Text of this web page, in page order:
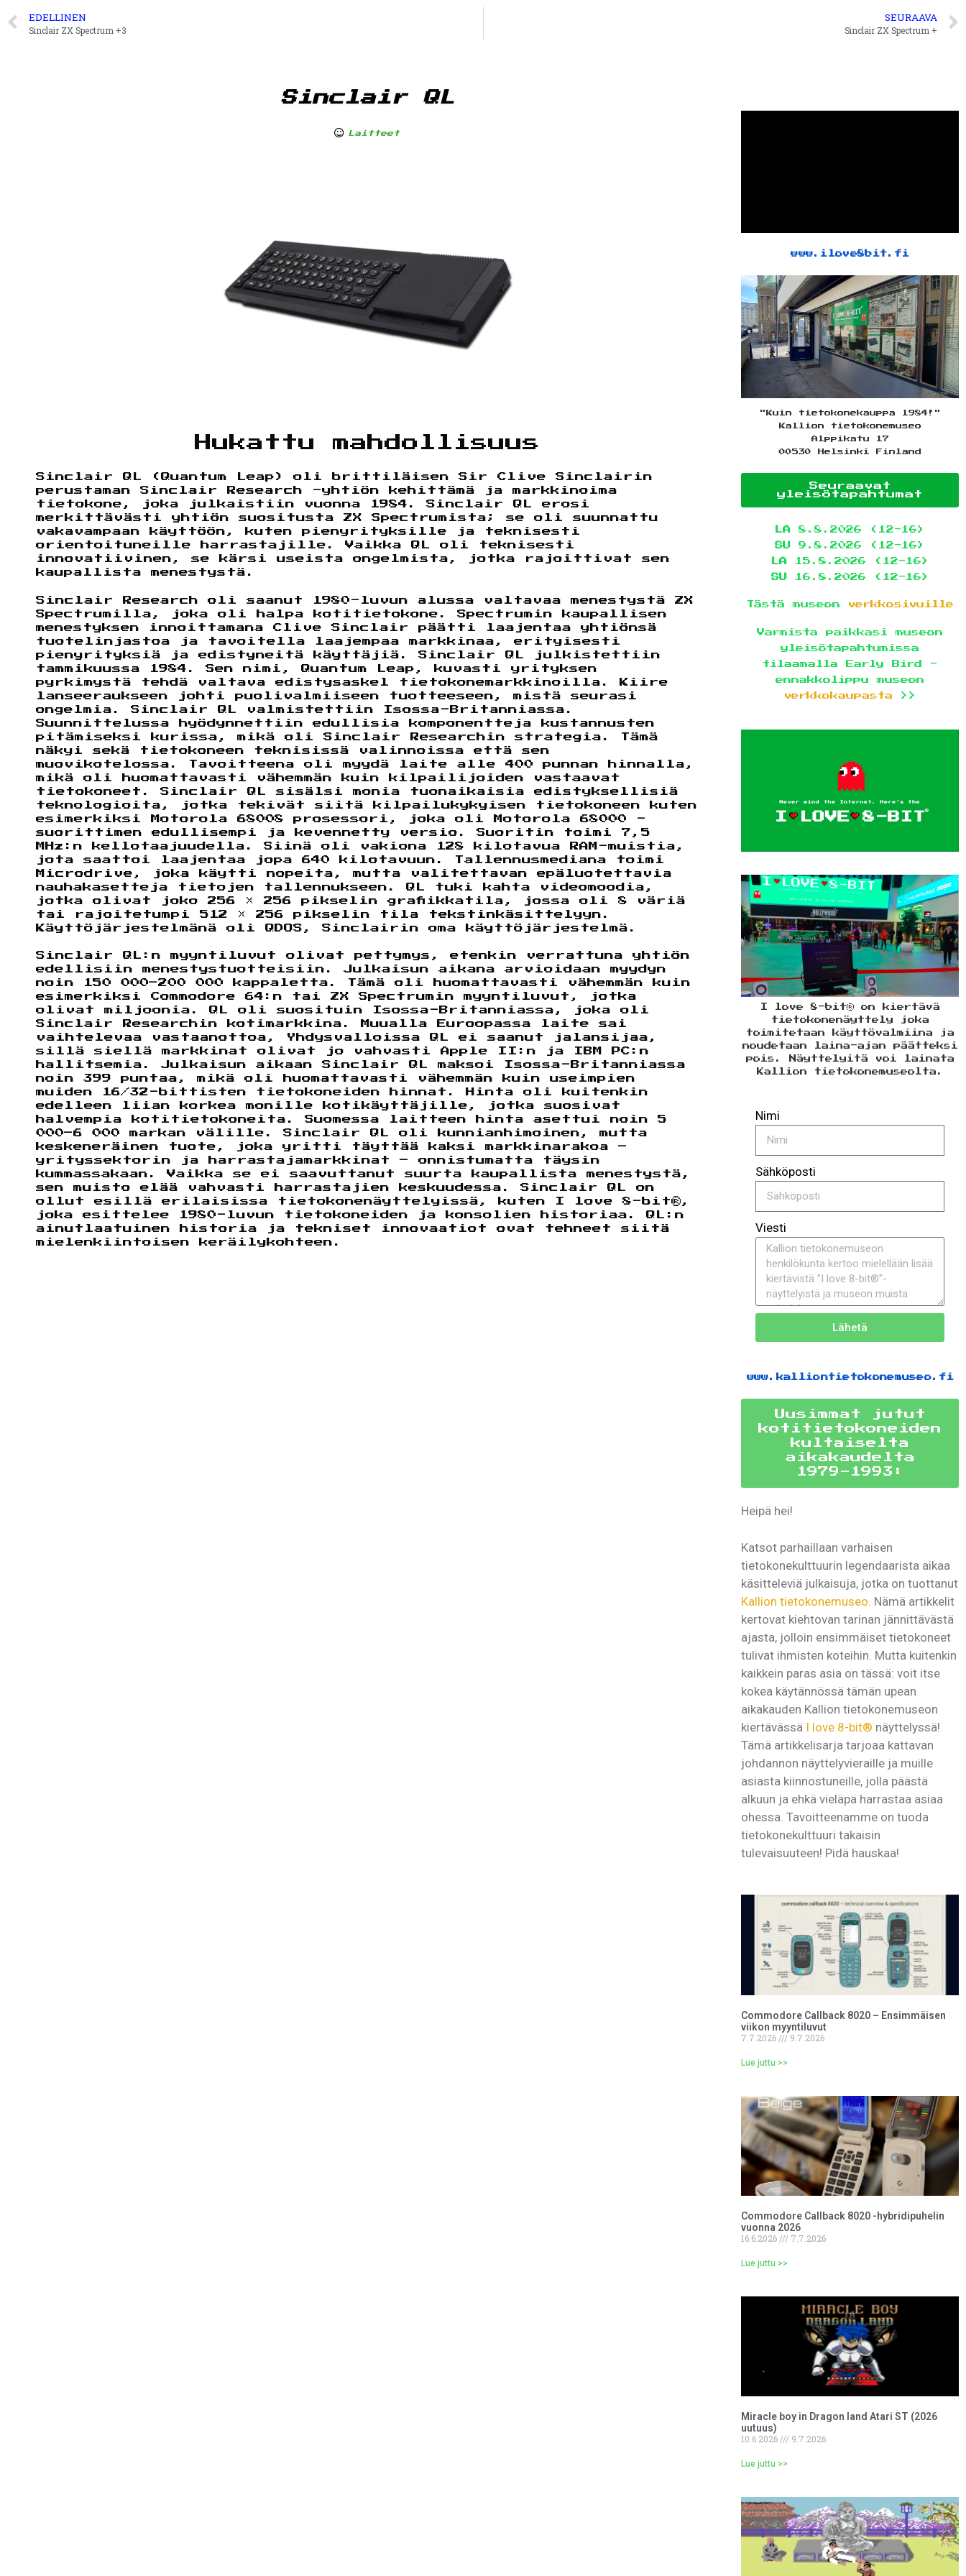
EDELLINEN
Sinclair ZX Spectrum +3
SEURAAVA
Sinclair ZX Spectrum +
Sinclair QL
Laitteet
Hukattu mahdollisuus
Sinclair QL (Quantum Leap) oli brittiläisen Sir Clive Sinclairin
perustaman Sinclair Research -yhtiön kehittämä ja markkinoima
tietokone, joka julkaistiin vuonna 1984. Sinclair QL erosi
merkittävästi yhtiön suositusta ZX Spectrumista; se oli suunnattu
vakavampaan käyttöön, kuten pienyrityksille ja teknisesti
orientoituneille harrastajille. Vaikka QL oli teknisesti
innovatiivinen, se kärsi useista ongelmista, jotka rajoittivat sen
kaupallista menestystä.
Sinclair Research oli saanut 1980-luvun alussa valtavaa menestystä ZX
Spectrumilla, joka oli halpa kotitietokone. Spectrumin kaupallisen
menestyksen innoittamana Clive Sinclair päätti laajentaa yhtiönsä
tuotelinjastoa ja tavoitella laajempaa markkinaa, erityisesti
pienyrityksiä ja edistyneitä käyttäjiä. Sinclair QL julkistettiin
tammikuussa 1984. Sen nimi, Quantum Leap, kuvasti yrityksen
pyrkimystä tehdä valtava edistysaskel tietokonemarkkinoilla. Kiire
lanseeraukseen johti puolivalmiiseen tuotteeseen, mistä seurasi
ongelmia. Sinclair QL valmistettiin Isossa-Britanniassa.
Suunnittelussa hyödynnettiin edullisia komponentteja kustannusten
pitämiseksi kurissa, mikä oli Sinclair Researchin strategia. Tämä
näkyi sekä tietokoneen teknisissä valinnoissa että sen
muovikotelossa. Tavoitteena oli myydä laite alle 400 punnan hinnalla,
mikä oli huomattavasti vähemmän kuin kilpailijoiden vastaavat
tietokoneet. Sinclair QL sisälsi monia tuonaikaisia edistyksellisiä
teknologioita, jotka tekivät siitä kilpailukykyisen tietokoneen kuten
esimerkiksi Motorola 68008 prosessori, joka oli Motorola 68000 -
suorittimen edullisempi ja kevennetty versio. Suoritin toimi 7,5
MHz:n kellotaajuudella. Siinä oli vakiona 128 kilotavua RAM-muistia,
jota saattoi laajentaa jopa 640 kilotavuun. Tallennusmediana toimi
Microdrive, joka käytti nopeita, mutta valitettavan epäluotettavia
nauhakasetteja tietojen tallennukseen. QL tuki kahta videomoodia,
jotka olivat joko 256 × 256 pikselin grafiikkatila, jossa oli 8 väriä
tai rajoitetumpi 512 × 256 pikselin tila tekstinkäsittelyyn.
Käyttöjärjestelmänä oli QDOS, Sinclairin oma käyttöjärjestelmä.
Sinclair QL:n myyntiluvut olivat pettymys, etenkin verrattuna yhtiön
edellisiin menestystuotteisiin. Julkaisun aikana arvioidaan myydyn
noin 150 000–200 000 kappaletta. Tämä oli huomattavasti vähemmän kuin
esimerkiksi Commodore 64:n tai ZX Spectrumin myyntiluvut, jotka
olivat miljoonia. QL oli suosituin Isossa-Britanniassa, joka oli
Sinclair Researchin kotimarkkina. Muualla Euroopassa laite sai
vaihtelevaa vastaanottoa, Yhdysvalloissa QL ei saanut jalansijaa,
sillä siellä markkinat olivat jo vahvasti Apple II:n ja IBM PC:n
hallitsemia. Julkaisun aikaan Sinclair QL maksoi Isossa-Britanniassa
noin 399 puntaa, mikä oli huomattavasti vähemmän kuin useimpien
muiden 16/32-bittisten tietokoneiden hinnat. Hinta oli kuitenkin
edelleen liian korkea monille kotikäyttäjille, jotka suosivat
halvempia kotitietokoneita. Suomessa laitteen hinta asettui noin 5
000–6 000 markan välille. Sinclair QL oli kunnianhimoinen, mutta
keskeneräinen tuote, joka yritti täyttää kaksi markkinarakoa –
yrityssektorin ja harrastajamarkkinat – onnistumatta täysin
kummassakaan. Vaikka se ei saavuttanut suurta kaupallista menestystä,
sen muisto elää vahvasti harrastajien keskuudessa. Sinclair QL on
ollut esillä erilaisissa tietokonenäyttelyissä, kuten I love 8-bit®,
joka esittelee 1980-luvun tietokoneiden ja konsolien historiaa. QL:n
ainutlaatuinen historia ja tekniset innovaatiot ovat tehneet siitä
mielenkiintoisen keräilykohteen.
www.ilove8bit.fi
"Kuin tietokonekauppa 1984!"
Kallion tietokonemuseo
Alppikatu 17
00530 Helsinki Finland
Seuraavat
yleisötapahtumat
LA 8.8.2026 (12-16)
SU
9.8.2026 (12-16)
LA15.8.2026 (12-16)
SU
16.8.2026 (12-16)
Tästä museon verkkosivuille
Varmista paikkasi museon
yleisötapahtumissa
tilaamalla Early Bird -
ennakkolippu museon
verkkokaupasta >>
I love 8-bit® on kiertävä
tietokonenäyttely joka
toimitetaan käyttövalmiina ja
noudetaan laina-ajan päätteksi
pois. Näyttelyitä voi lainata
Kallion tietokonemuseolta.
Nimi
Sähköposti
Viesti
Lähetä
www.kalliontietokonemuseo.fi
Uusimmat jutut
kotitietokoneiden
kultaiselta
aikakaudelta
1979-1993:
Heipä hei!
Katsot parhaillaan varhaisen
tietokonekulttuurin legendaarista aikaa
käsitteleviä julkaisuja, jotka on tuottanut
Kallion tietokonemuseo. Nämä artikkelit
kertovat kiehtovan tarinan jännittävästä
ajasta, jolloin ensimmäiset tietokoneet
tulivat ihmisten koteihin. Mutta kuitenkin
kaikkein paras asia on tässä: voit itse
kokea käytännössä tämän upean
aikakauden Kallion tietokonemuseon
kiertävässä I love 8-bit® näyttelyssä!
Tämä artikkelisarja tarjoaa kattavan
johdannon näyttelyvieraille ja muille
asiasta kiinnostuneille, jolla päästä
alkuun ja ehkä vieläpä harrastaa asiaa
ohessa. Tavoitteenamme on tuoda
tietokonekulttuuri takaisin
tulevaisuuteen! Pidä hauskaa!
Commodore Callback 8020 – Ensimmäisen
viikon myyntiluvut
7.7.2026
9.7.2026
Lue juttu >>
Commodore Callback 8020 -hybridipuhelin
vuonna 2026
16.6.2026
7.7.2026
Lue juttu >>
Miracle boy in Dragon land Atari ST (2026
uutuus)
10.6.2026
9.7.2026
Lue juttu >>